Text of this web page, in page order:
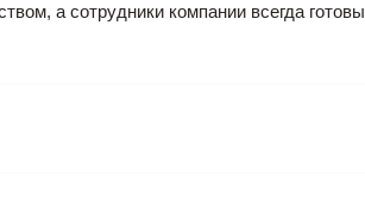
а сотрудники компании всегда готовы